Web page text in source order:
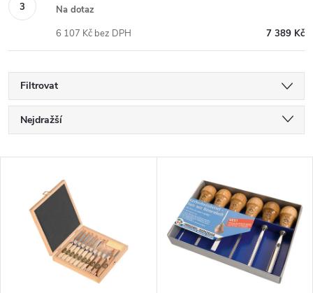
Na dotaz
7 389 Kč
6 107 Kč bez DPH
Filtrovat
Ř
a
Nejdražší
Abecedně